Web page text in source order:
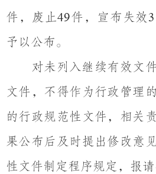
件，废止49件，宣布失效
予以公布。
对未列入继续有效文
文件，不得作为行政管理
的行政规范性文件，相关
果公布后及时提出修改意
性文件制定程序规定，报请